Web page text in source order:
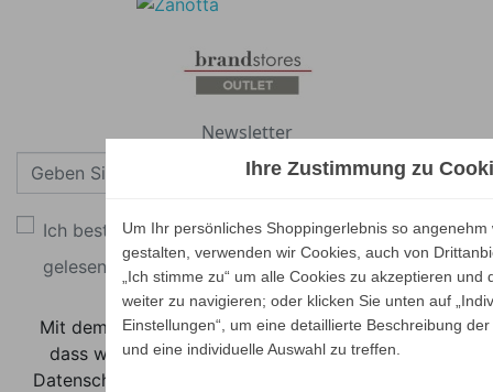
Newsletter
Abonnieren
Ich bestätige, dass ich die
Datenschutzerklärung
gelesen habe.
Mit dem Klicken auf "Abonnieren" stimmen Sie zu,
dass wir Ihre Email-Adresse im Rahmen unserer
Datenschutzbestimmungen verarbeiten dürfen. Ihre
Ihre Zustimmung zu
Um Ihr persönliches Shoppingerlebnis so angenehm
gestalten, verwenden wir Cookies, auch von
„Ich stimme zu“ um alle Cookies zu akzeptieren und
weiter zu navigieren; oder klicken Sie unten auf
Einstellungen“, um eine detaillierte Beschreibung
und eine individuelle Auswahl zu treffen.